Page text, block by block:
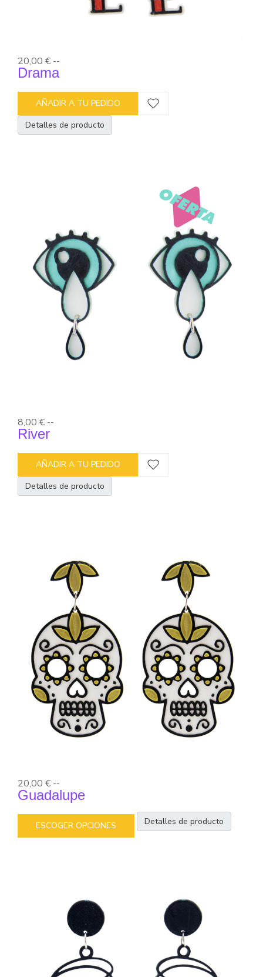
20,00 € --
Drama
AÑADIR A TU PEDIDO
Detalles de producto
8,00 € --
River
AÑADIR A TU PEDIDO
Detalles de producto
20,00 € --
Guadalupe
ESCOGER OPCIONES Detalles de producto